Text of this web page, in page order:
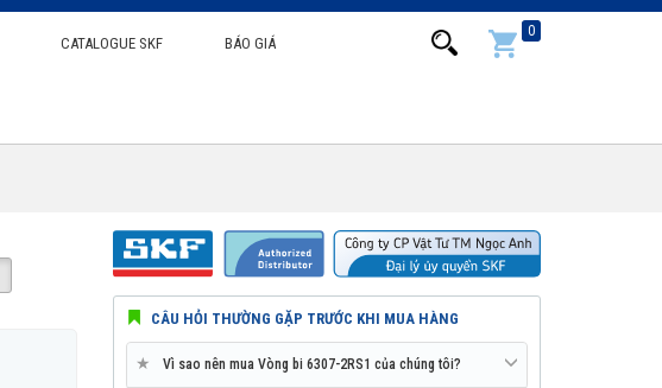
CATALOGUE SKF BÁO GIÁ
0
CÂU HỎI THƯỜNG GẶP TRƯỚC KHI MUA HÀNG
★ Vì sao nên mua Vòng bi 6307-2RS1 của chúng tôi?